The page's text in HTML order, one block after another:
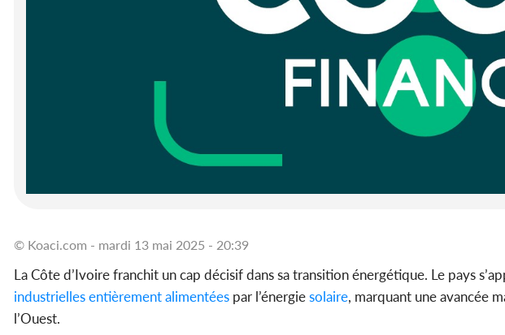
© Koaci.com - mardi 13 mai 2025 - 20:39
La Côte d’Ivoire franchit un cap décisif dans sa transition énergétique. Le pays
industriellesentièrementalimentées par l’énergiesolaire, marquant une avancée
l’Ouest.